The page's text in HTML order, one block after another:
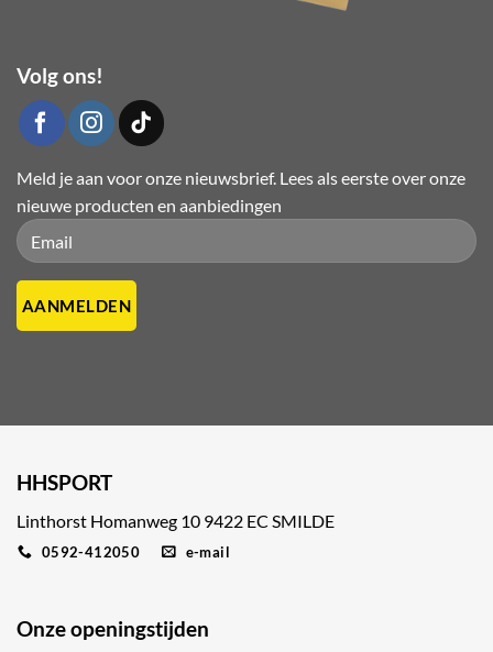
Volg ons!
Meld je aan voor onze nieuwsbrief. Lees als eerste over onze
nieuwe producten en aanbiedingen
Please leave this field empty.
Please leave this field empty.
HHSPORT
Linthorst Homanweg 10 9422 EC SMILDE
0592-412050 e-mail
Onze openingstijden